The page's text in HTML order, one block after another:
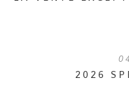
04
2026